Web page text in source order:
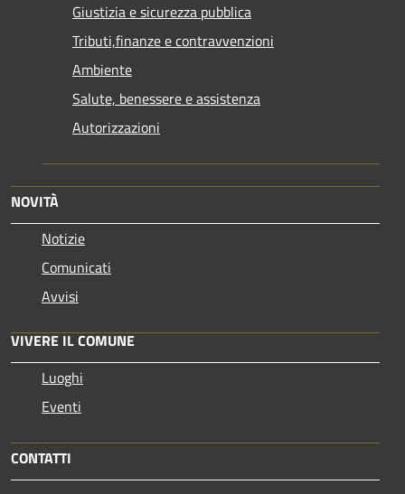
Giustizia e sicurezza pubblica
Tributi,finanze e contravvenzioni
Ambiente
Salute, benessere e assistenza
Autorizzazioni
NOVITÀ
Notizie
Comunicati
Avvisi
VIVERE IL COMUNE
Luoghi
Eventi
CONTATTI